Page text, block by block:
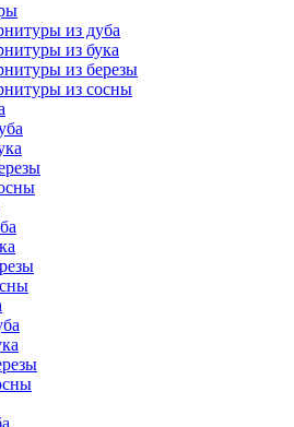
из дуба
из бука
из березы
из сосны